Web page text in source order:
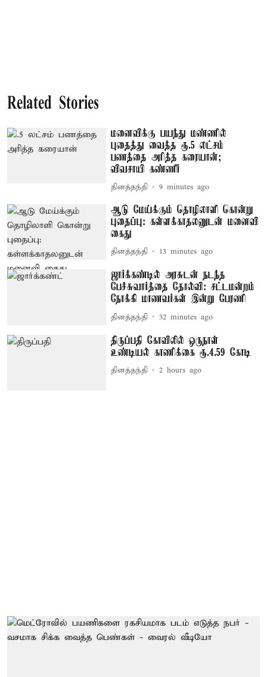
Related Stories
மனைவிக்கு பயந்து மண்ணில்
புதைத்து வைத்த ரூ.5 லட்சம்
பணத்தை அரித்த கரையான்;
விவசாயி கண்ணீர்
தினத்தந்தி 9 minutes ago
ஆடு மேய்க்கும் தொழிலாளி கொன்று
புதைப்பு: கள்ளக்காதலனுடன் மனைவி
கைது
தினத்தந்தி 13 minutes ago
ஜார்க்கண்டில் அரசுடன் நடந்த
பேச்சுவார்த்தை தோல்வி: சட்டமன்றம்
நோக்கி மாணவர்கள் இன்று பேரணி
தினத்தந்தி 32 minutes ago
திருப்பதி கோவிலில் ஒருநாள்
உண்டியல் காணிக்கை ரூ.4.59 கோடி
தினத்தந்தி 2 hours ago